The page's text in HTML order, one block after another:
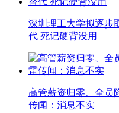
深圳理工大学拟逐步
代 死记硬背没用
高管薪资归零、全员
传闻：消息不实